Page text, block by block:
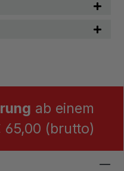
ab einem
(brutto)